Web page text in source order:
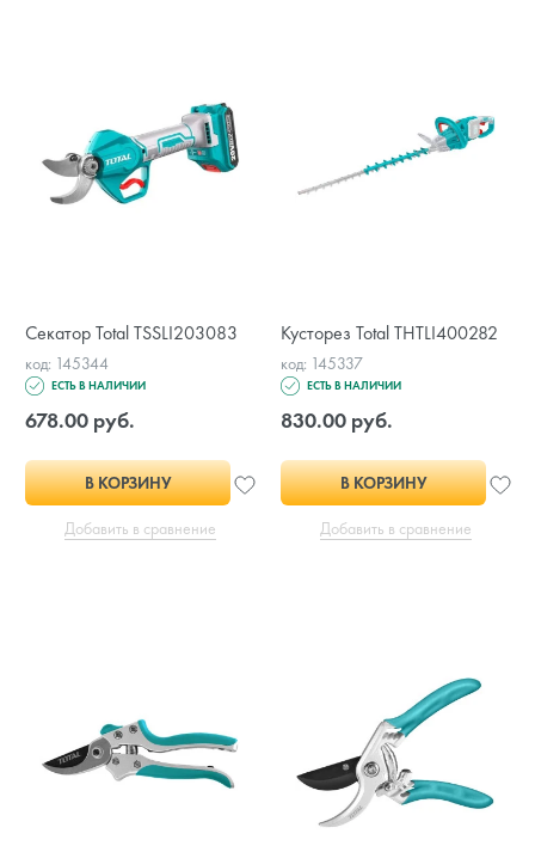
Секатор Total TSSLI203083
код: 145344
ЕСТЬ В НАЛИЧИИ
678.00 руб.
В КОРЗИНУ
Добавить в сравнение
Кусторез Total THTLI400282
код: 145337
ЕСТЬ В НАЛИЧИИ
830.00 руб.
В КОРЗИНУ
Добавить в сравнение